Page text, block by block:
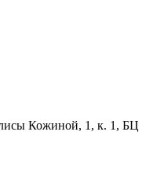
Кожиной, 1, к. 1, БЦ